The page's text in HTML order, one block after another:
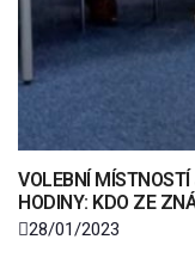
VOLEBNÍ MÍSTNOSTÍ
HODINY: KDO ZE
28/01/2023